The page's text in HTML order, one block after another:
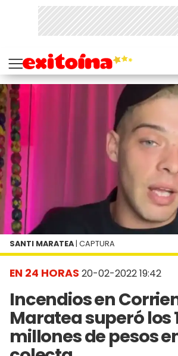
EN 24 HORAS 20-02-2022 19:42
Incendios en
Maratea superó los
millones de pesos
SANTI MARATEA | CAPTURA